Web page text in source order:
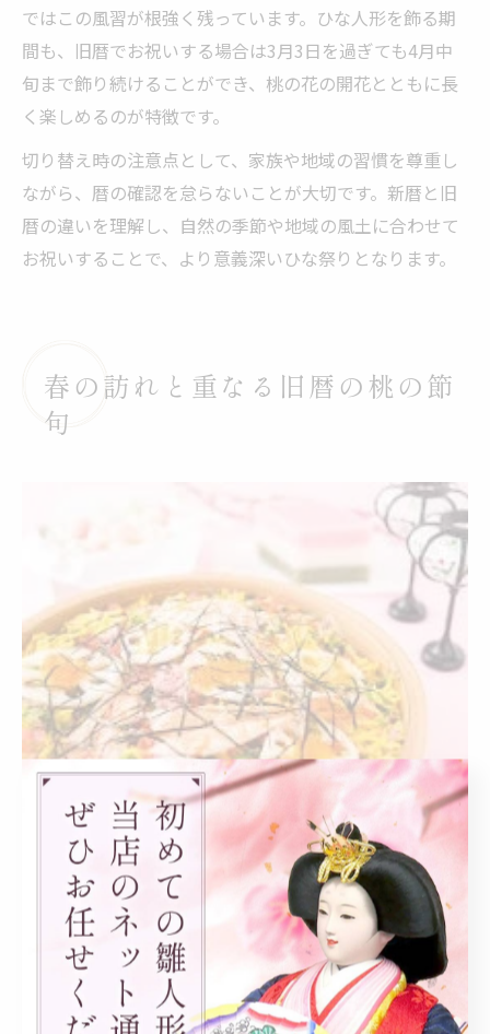
ではこの風習が根強く残っています。ひな人形を飾る期
間も、旧暦でお祝いする場合は3月3日を過ぎても4月中
旬まで飾り続けることができ、桃の花の開花とともに長
く楽しめるのが特徴です。
切り替え時の注意点として、家族や地域の習慣を尊重し
ながら、暦の確認を怠らないことが大切です。新暦と旧
暦の違いを理解し、自然の季節や地域の風土に合わせて
お祝いすることで、より意義深いひな祭りとなります。
春の訪れと重なる旧暦の桃の節
句
桃の節句と春の季節感が重なる理由とは
桃の節句は本来、旧暦の3月3日に祝われる行事であり、
この時期はちょうど桃の花が咲き誇る春の真っただ中に
位置します。新暦の3月3日はまだ寒さが残ることが多い
ですが、旧暦での桃の節句は春本番の気候と重なり、自
然の息吹を感じられるのが特徴です。